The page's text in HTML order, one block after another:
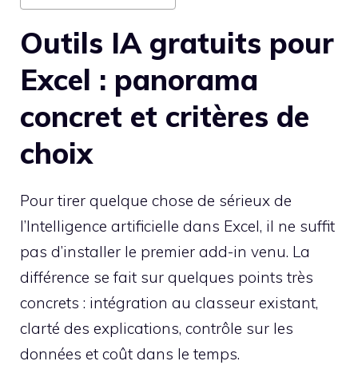
Outils IA gratuits pour
Excel : panorama
concret et critères de
choix
Pour tirer quelque chose de sérieux de
l’Intelligence artificielle dans Excel, il ne suffit
pas d’installer le premier add-in venu. La
différence se fait sur quelques points très
concrets : intégration au classeur existant,
clarté des explications, contrôle sur les
données et coût dans le temps.